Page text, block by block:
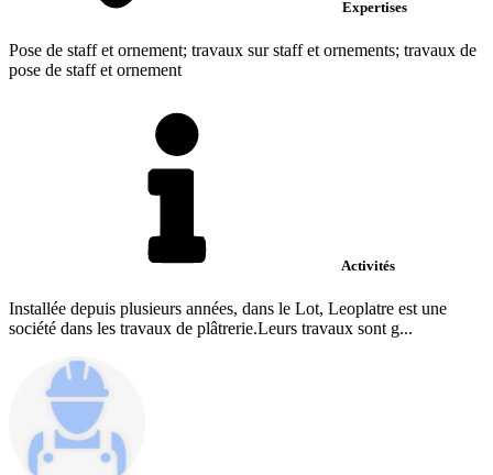
Expertises
Pose de staff et ornement; travaux sur staff et ornements; travaux de
pose de staff et ornement
Activités
Installée depuis plusieurs années, dans le Lot, Leoplatre est une
société dans les travaux de plâtrerie.Leurs travaux sont g...